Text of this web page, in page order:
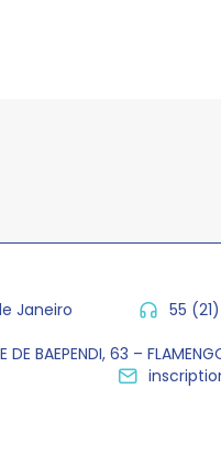
Janeiro 55
DE BAEPENDI, 63 –